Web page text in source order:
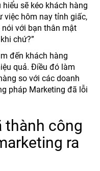
sẽ kéo khách hàng
việc hôm nay tỉnh giấc,
với bạn thân mật
chứ?”
đến khách hàng
quả. Điều đó làm
so với các doanh
pháp Marketing đã lỗi
thành công
ra